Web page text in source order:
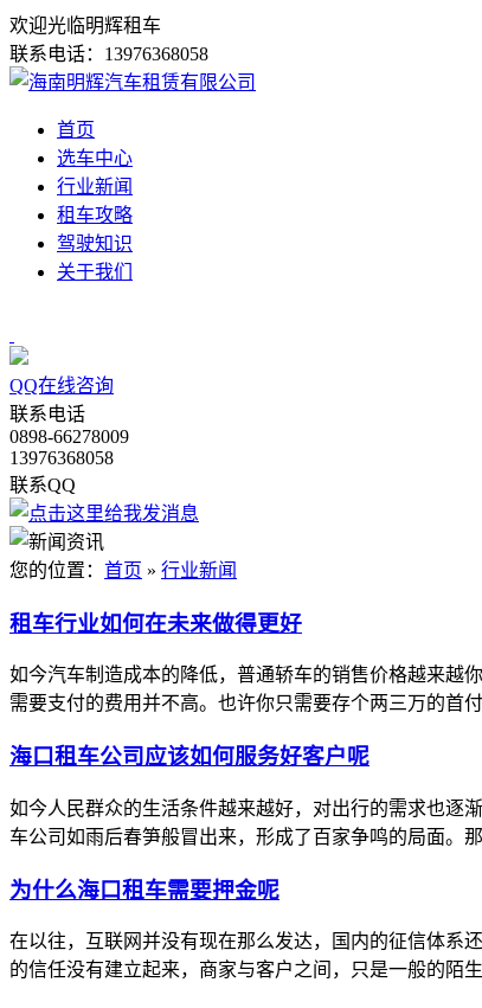
欢迎光临明辉租车
联系电话：13976368058
首页
选车中心
行业新闻
租车攻略
驾驶知识
关于我们
QQ在线咨询
联系电话
0898-66278009
13976368058
联系QQ
您的位置： 首页 » 行业新闻
租车行业如何在未来做得更好
如今汽车制造成本的降低，普通轿车的销售价格越来越
需要支付的费用并不高。也许你只需要存个两三万的首
海口租车公司应该如何服务好客户呢
如今人民群众的生活条件越来越好，对出行的需求也逐
车公司如雨后春笋般冒出来，形成了百家争鸣的局面。
为什么海口租车需要押金呢
在以往，互联网并没有现在那么发达，国内的征信体系
的信任没有建立起来，商家与客户之间，只是一般的陌